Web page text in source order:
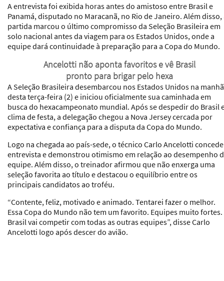
A entrevista foi exibida horas antes do amistoso entre Brasil e
Panamá, disputado no Maracanã, no Rio de Janeiro. Além disso,
partida marcou o último compromisso da Seleção Brasileira em
solo nacional antes da viagem para os Estados Unidos, onde a
equipe dará continuidade à preparação para a Copa do Mundo.
Ancelotti não aponta favoritos e vê Brasil
pronto para brigar pelo hexa
A Seleção Brasileira desembarcou nos Estados Unidos na manhã
desta terça-feira (2) e iniciou oficialmente sua caminhada em
busca do hexacampeonato mundial. Após se despedir do Brasil
clima de festa, a delegação chegou a Nova Jersey cercada por
expectativa e confiança para a disputa da Copa do Mundo.
Logo na chegada ao país-sede, o técnico Carlo Ancelotti
entrevista e demonstrou otimismo em relação ao desempenho
equipe. Além disso, o treinador afirmou que não enxerga uma
seleção favorita ao título e destacou o equilíbrio entre os
principais candidatos ao troféu.
“Contente, feliz, motivado e animado. Tentarei fazer o melhor.
Essa Copa do Mundo não tem um favorito. Equipes muito fortes.
Brasil vai competir com todas as outras equipes”, disse Carlo
Ancelotti logo após descer do avião.